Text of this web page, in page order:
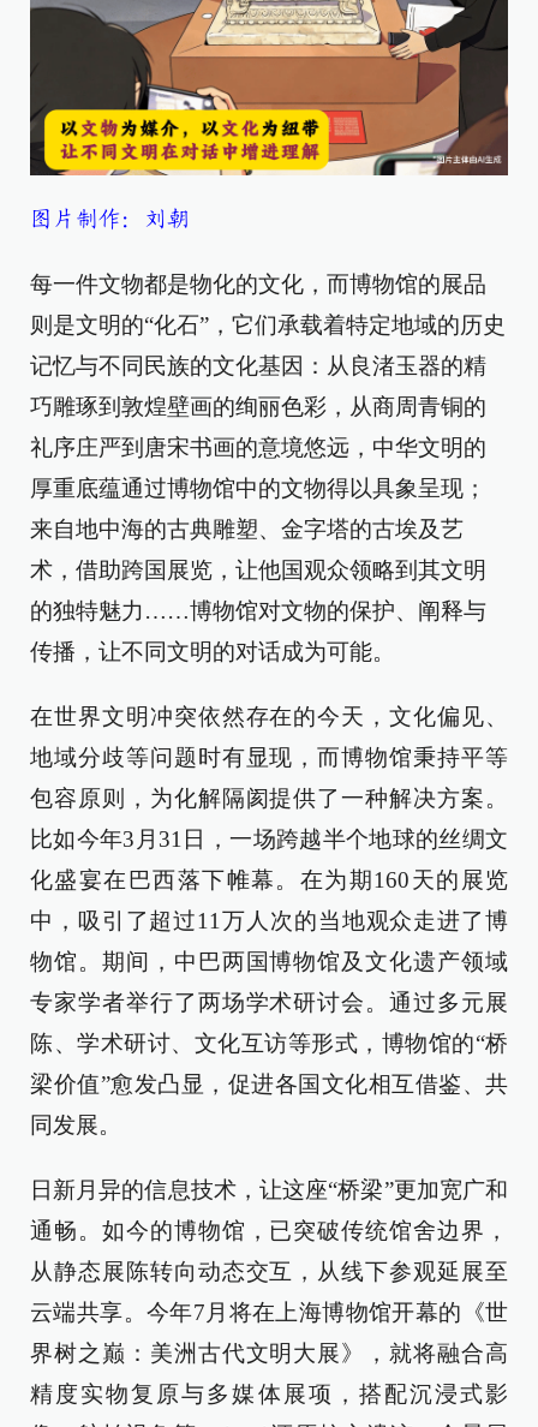
图片制作：刘朝
每一件文物都是物化的文化，而博物馆的展品
则是文明的“化石”，它们承载着特定地域的历史
记忆与不同民族的文化基因：从良渚玉器的精
巧雕琢到敦煌壁画的绚丽色彩，从商周青铜的
礼序庄严到唐宋书画的意境悠远，中华文明的
厚重底蕴通过博物馆中的文物得以具象呈现；
来自地中海的古典雕塑、金字塔的古埃及艺
术，借助跨国展览，让他国观众领略到其文明
的独特魅力……博物馆对文物的保护、阐释与
传播，让不同文明的对话成为可能。
在世界文明冲突依然存在的今天，文化偏见、
地域分歧等问题时有显现，而博物馆秉持平等
包容原则，为化解隔阂提供了一种解决方案。
比如今年3月31日，一场跨越半个地球的丝绸文
化盛宴在巴西落下帷幕。在为期160天的展览
中，吸引了超过11万人次的当地观众走进了博
物馆。期间，中巴两国博物馆及文化遗产领域
专家学者举行了两场学术研讨会。通过多元展
陈、学术研讨、文化互访等形式，博物馆的“桥
梁价值”愈发凸显，促进各国文化相互借鉴、共
同发展。
日新月异的信息技术，让这座“桥梁”更加宽广和
通畅。如今的博物馆，已突破传统馆舍边界，
从静态展陈转向动态交互，从线下参观延展至
云端共享。今年7月将在上海博物馆开幕的《世
界树之巅：美洲古代文明大展》，就将融合高
精度实物复原与多媒体展项，搭配沉浸式影